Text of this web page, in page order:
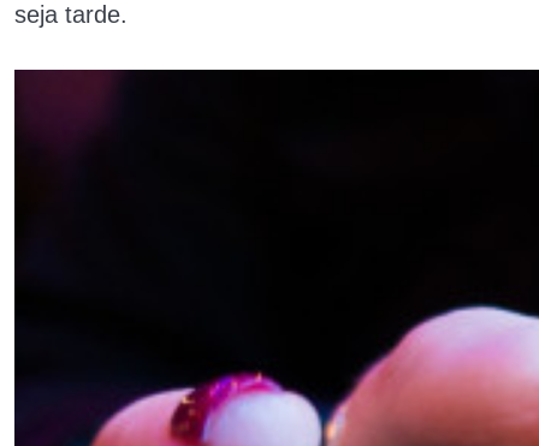
seja tarde.